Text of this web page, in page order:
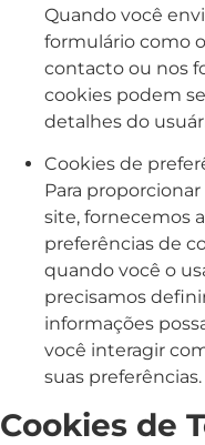
Quando você
formulário como
contacto ou nos
cookies podem
detalhes do
Cookies de
Para
site, fornecemos
preferências de
quando você o
precisamos
informações
você interagir
suas preferências.
Cookies de